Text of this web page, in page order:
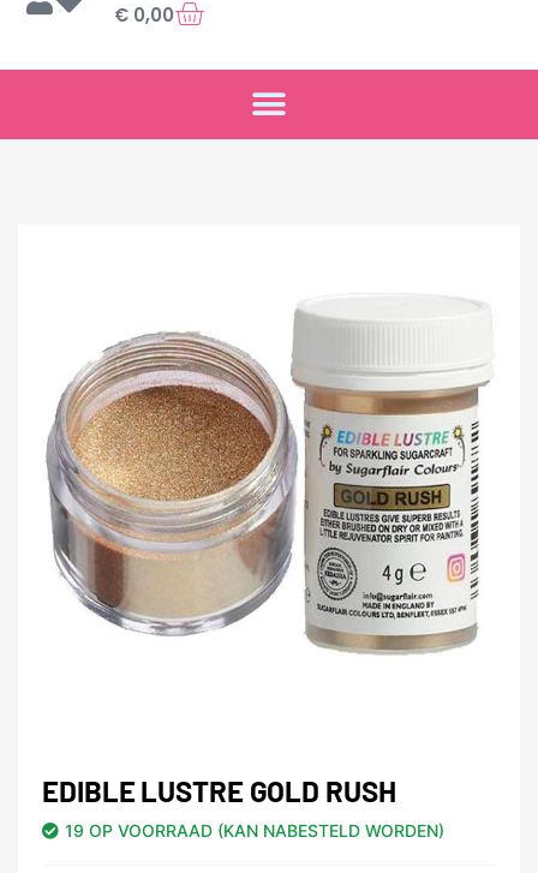
€ 0,00
EDIBLE LUSTRE GOLD RUSH
19 OP VOORRAAD (KAN NABESTELD WORDEN)